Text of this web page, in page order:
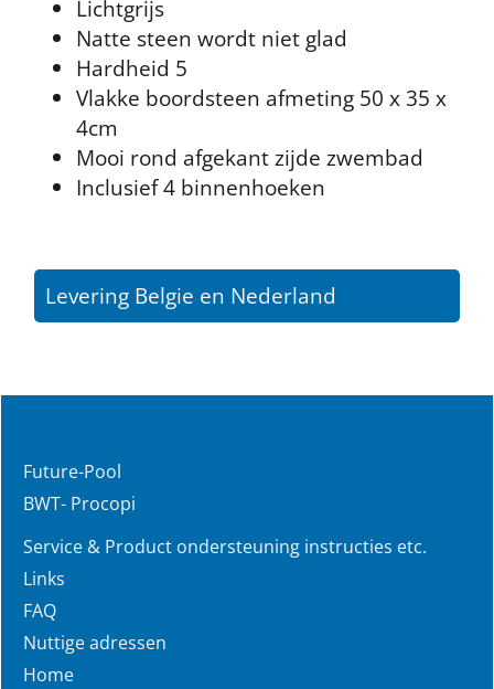
Lichtgrijs
Natte steen wordt niet glad
Hardheid 5
Vlakke boordsteen afmeting 50 x 35 x
4cm
Mooi rond afgekant zijde zwembad
Inclusief 4 binnenhoeken
Levering Belgie en Nederland
Future-Pool
BWT- Procopi
Service & Product ondersteuning instructies etc.
Links
FAQ
Nuttige adressen
Home